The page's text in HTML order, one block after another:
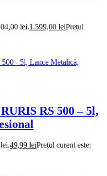
lei.1.599,00 leiPrețul
RS 500 – 5l,
49,99 leiPrețul curent este: